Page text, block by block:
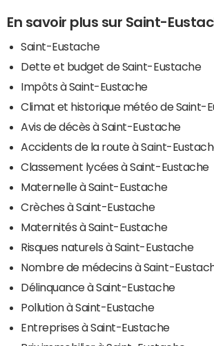
En savoir plus sur Saint-
Saint-Eustache
Dette et budget de Saint-Eustache
Impôts à Saint-Eustache
Climat et historique météo de Saint-
Avis de décès à Saint-Eustache
Accidents de la route à Saint-
Classement lycées à Saint-Eustache
Maternelle à Saint-Eustache
Crèches à Saint-Eustache
Maternités à Saint-Eustache
Risques naturels à Saint-Eustache
Nombre de médecins à Saint-
Délinquance à Saint-Eustache
Pollution à Saint-Eustache
Entreprises à Saint-Eustache